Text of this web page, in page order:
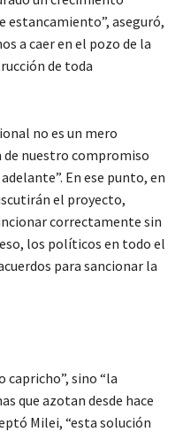
estancamiento”, aseguró,
a caer en el pozo de la
de toda
no es un mero
de nuestro compromiso
En ese punto, en
el proyecto,
correctamente sin
los políticos en todo el
para sancionar la
capricho”, sino “la
que azotan desde hace
Milei, “esta solución